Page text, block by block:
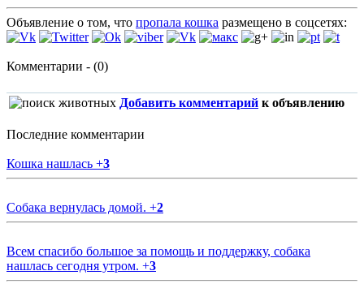
Объявление о том, что пропала кошка размещено в соцсетях:
Комментарии - (0)
Добавить комментарий к объявлению
Последние комментарии
Кошка нашлась +3
Собака вернулась домой. +2
Всем спасибо большое за помощь и поддержку, собака
нашлась сегодня утром. +3